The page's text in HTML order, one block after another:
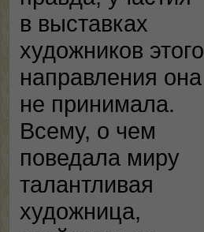
в выставках
художников этого
направления она
не принимала.
Всему, о чем
поведала миру
талантливая
художница,